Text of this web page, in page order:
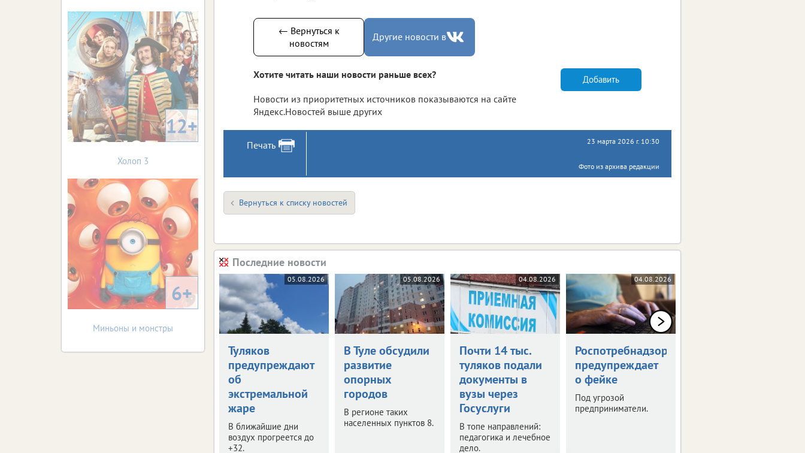
← Вернуться к
новостям
Другие новости в
Хотите читать наши новости раньше всех?
Новости из приоритетных источников показываются на сайте
Яндекс.Новостей выше других
Добавить
Печать 23 марта 2026 г. 10:30
Фото из архива редакции
Вернуться к списку новостей
Последние новости
05.08.2026
Туляков
предупреждают
об
экстремальной
жаре
В ближайшие дни
воздух прогреется до
+32.
05.08.2026
В Туле обсудили
развитие
опорных
городов
В регионе таких
населенных пунктов 8.
04.08.2026
Почти 14 тыс.
туляков подали
документы в
вузы через
Госуслуги
В топе направлений:
педагогика и лечебное
дело.
04.08.2026
Роспотребнадзор
предупреждает
о фейке
Под угрозой
предприниматели.
12+
Холоп 3
6+
Миньоны и монстры